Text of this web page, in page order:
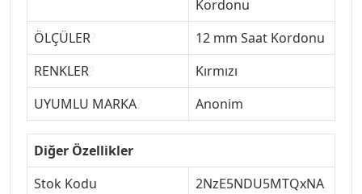
Kordonu
ÖLÇÜLER
12 mm Saat Kordonu
RENKLER
Kırmızı
UYUMLU MARKA
Anonim
Diğer Özellikler
Stok Kodu
2NzE5NDU5MTQxNA